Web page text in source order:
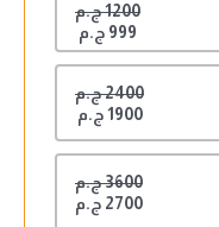
1200 ج.م
999 ج.م
2400 ج.م
1900 ج.م
3600 ج.م
2700 ج.م